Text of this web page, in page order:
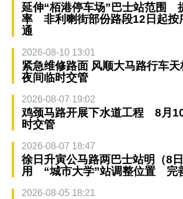
延伸“栢港停车场”巴士站范围
率 非利喇街部份路段12日起按
通
2026-08-10 13:01
紧急维修路面 风顺大马路行车
夜间临时交管
2026-08-07 19:02
鸡颈马路开展下水道工程 8月
时交管
2026-08-07 18:47
徐日升寅公马路两巴士站明（8
用 “城市大学”站调整位置 完
2026-08-05 18:21